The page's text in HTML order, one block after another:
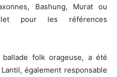
Bashung, Murat ou
pour les références
folk orageuse, a été
également responsable